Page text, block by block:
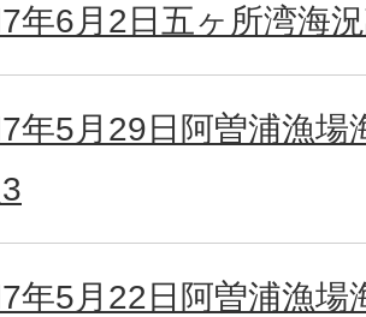
年6月2日五ヶ所湾海
年5月29日阿曽浦漁場
年5月22日阿曽浦漁場